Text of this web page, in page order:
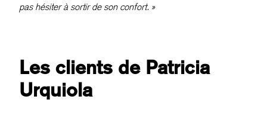
pas hésiter à sortir de son confort. »
Les clients de Patricia
Urquiola